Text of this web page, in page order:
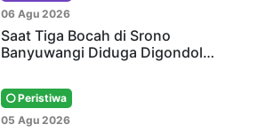
06 Agu 2026
Saat Tiga Bocah di Srono
Banyuwangi Diduga Digondol…
Peristiwa
05 Agu 2026